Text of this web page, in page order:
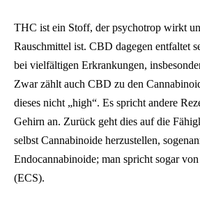
THC ist ein Stoff, der psychotrop wirkt
Rauschmittel ist. CBD dagegen entfaltet
bei vielfältigen Erkrankungen,
Zwar zählt auch CBD zu den
dieses nicht „high“. Es spricht andere
Gehirn an. Zurück geht dies auf die
selbst Cannabinoide herzustellen,
Endocannabinoide; man spricht sogar
(ECS).